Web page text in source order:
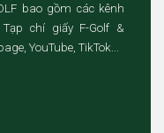
bao gồm các kênh
chí giấy F-Golf &
YouTube, TikTok...